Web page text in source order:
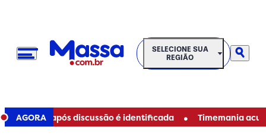
SELECIONE SUA REGIÃO
SELECIONE SUA
REGIÃO
AGORA
após discussão é identificada • Timemania